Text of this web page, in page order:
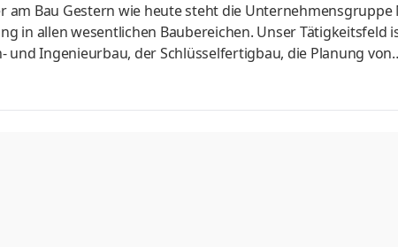
am Bau Gestern wie heute steht die Unternehmensgruppe
in allen wesentlichen Baubereichen. Unser Tätigkeitsfeld
und Ingenieurbau, der Schlüsselfertigbau, die Planung von
weitreichendes Know-how in diesen Bereichen stellen wir
unseres Bereichs Erd- und Grundbau suchen wir für
Aufgaben Unterstützung der Bauleitung und Poliere